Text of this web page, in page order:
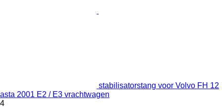
stabilisatorstang voor Volvo FH 12
asta 2001 E2 / E3 vrachtwagen
4